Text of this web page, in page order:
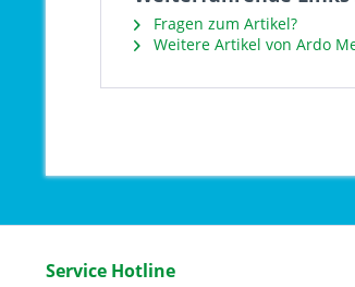
Fragen zum Artikel?
Weitere Artikel von Ardo
Service Hotline